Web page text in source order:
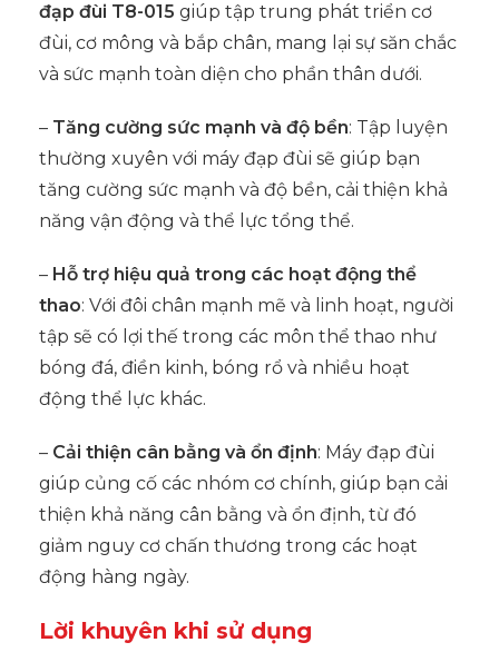
đạp đùi T8-015 giúp tập trung phát triển cơ
đùi, cơ mông và bắp chân, mang lại sự săn chắc
và sức mạnh toàn diện cho phần thân dưới.
– Tăng cường sức mạnh và độ bền: Tập luyện
thường xuyên với máy đạp đùi sẽ giúp bạn
tăng cường sức mạnh và độ bền, cải thiện khả
năng vận động và thể lực tổng thể.
– Hỗ trợ hiệu quả trong các hoạt động thể
thao: Với đôi chân mạnh mẽ và linh hoạt, người
tập sẽ có lợi thế trong các môn thể thao như
bóng đá, điền kinh, bóng rổ và nhiều hoạt
động thể lực khác.
– Cải thiện cân bằng và ổn định: Máy đạp đùi
giúp củng cố các nhóm cơ chính, giúp bạn cải
thiện khả năng cân bằng và ổn định, từ đó
giảm nguy cơ chấn thương trong các hoạt
động hàng ngày.
Lời khuyên khi sử dụng